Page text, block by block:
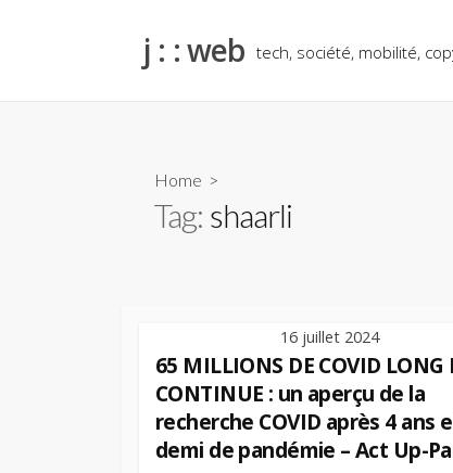
j : : web tech, société, mobilité,
Home >
Tag: shaarli
16 juillet 2024
65 MILLIONS DE COVID LONG
CONTINUE : un aperçu de la
recherche COVID après 4 ans
demi de pandémie – Act Up-